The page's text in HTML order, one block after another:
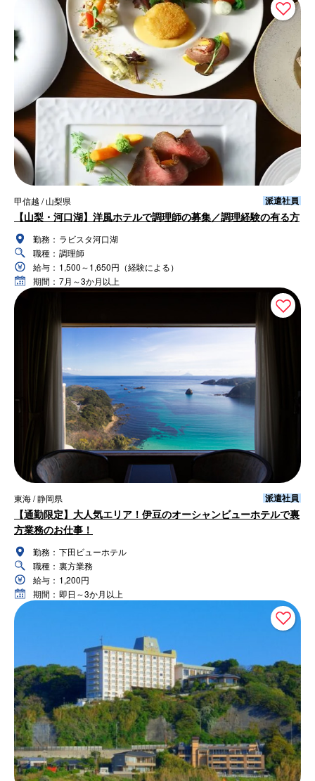
甲信越 / 山梨県 派遣社員
【山梨・河口湖】洋風ホテルで調理師の募集／調理経験の有る方
勤務： ラビスタ河口湖
職種： 調理師
給与： 1,500～1,650円（経験による）
期間： 7月～3か月以上
東海 / 静岡県 派遣社員
【通勤限定】大人気エリア！伊豆のオーシャンビューホテルで裏
方業務のお仕事！
勤務： 下田ビューホテル
職種： 裏方業務
給与： 1,200円
期間： 即日～3か月以上